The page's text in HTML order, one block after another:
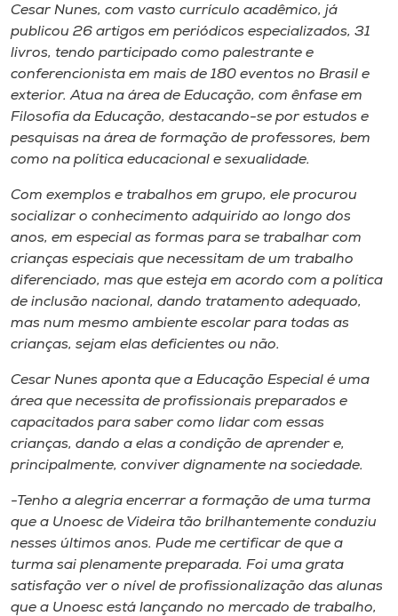
Museu
Unoesc
Store
A+
A-
Cesar Nunes, com vasto currículo acadêmico, já
publicou 26 artigos em periódicos especializados, 31
livros, tendo participado como palestrante e
conferencionista em mais de 180 eventos no Brasil e
exterior. Atua na área de Educação, com ênfase em
Filosofia da Educação, destacando-se por estudos e
pesquisas na área de formação de professores, bem
como na política educacional e sexualidade.
Com exemplos e trabalhos em grupo, ele procurou
socializar o conhecimento adquirido ao longo dos
anos, em especial as formas para se trabalhar com
crianças especiais que necessitam de um trabalho
diferenciado, mas que esteja em acordo com a política
de inclusão nacional, dando tratamento adequado,
mas num mesmo ambiente escolar para todas as
crianças, sejam elas deficientes ou não.
Cesar Nunes aponta que a Educação Especial é uma
área que necessita de profissionais preparados e
capacitados para saber como lidar com essas
crianças, dando a elas a condição de aprender e,
principalmente, conviver dignamente na sociedade.
-Tenho a alegria encerrar a formação de uma turma
que a Unoesc de Videira tão brilhantemente conduziu
nesses últimos anos. Pude me certificar de que a
turma sai plenamente preparada. Foi uma grata
satisfação ver o nível de profissionalização das alunas
que a Unoesc está lançando no mercado de trabalho,